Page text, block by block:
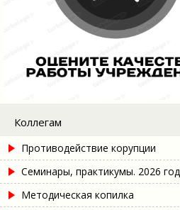
Коллегам
Противодействие корупции
Семинары, практикумы. 2026 год
Методическая копилка